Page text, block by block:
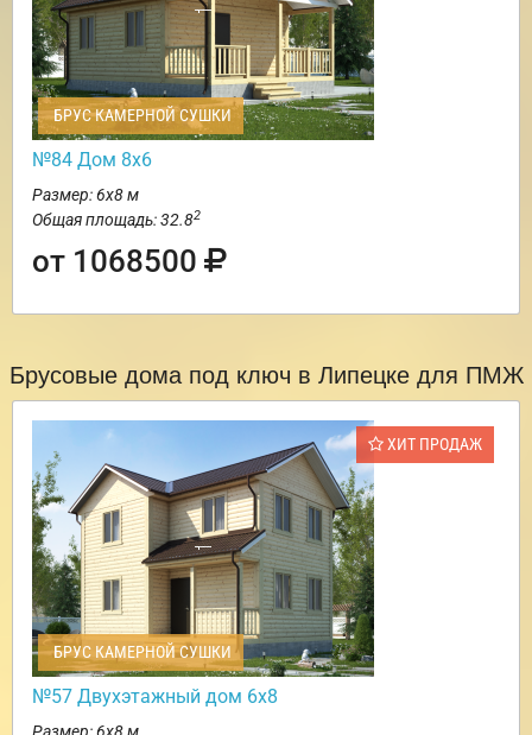
БРУС КАМЕРНОЙ СУШКИ
№84 Дом 8х6
Размер: 6х8 м
Общая площадь: 32.82
от 1068500
Брусовые дома под ключ в Липецке для ПМЖ
ХИТ ПРОДАЖ
БРУС КАМЕРНОЙ СУШКИ
№57 Двухэтажный дом 6х8